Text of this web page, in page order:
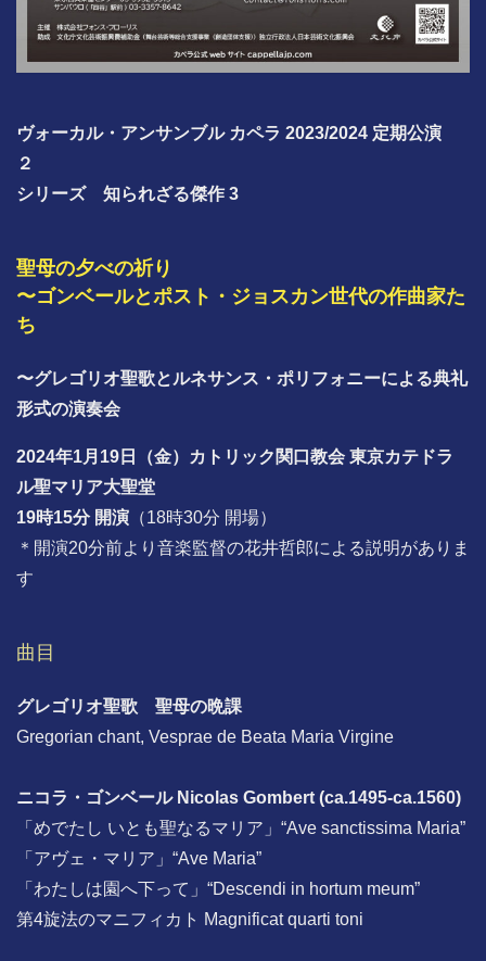
ヴォーカル・アンサンブル カペラ 2023/2024 定期公演
２
シリーズ 知られざる傑作 3
聖母の夕べの祈り
〜ゴンベールとポスト・ジョスカン世代の作曲家た
ち
〜グレゴリオ聖歌とルネサンス・ポリフォニーによる典礼
形式の演奏会
2024年1月19日（金）カトリック関口教会 東京カテドラ
ル聖マリア大聖堂
19時15分 開演 （18時30分 開場）
＊開演20分前より音楽監督の花井哲郎による説明がありま
す
曲目
グレゴリオ聖歌 聖母の晩課
Gregorian chant, Vesprae de Beata Maria Virgine
ニコラ・ゴンベール Nicolas Gombert (ca.1495-ca.1560)
「めでたし いとも聖なるマリア」“Ave sanctissima Maria”
「アヴェ・マリア」“Ave Maria”
「わたしは園へ下って」“Descendi in hortum meum”
第4旋法のマニフィカト Magnificat quarti toni